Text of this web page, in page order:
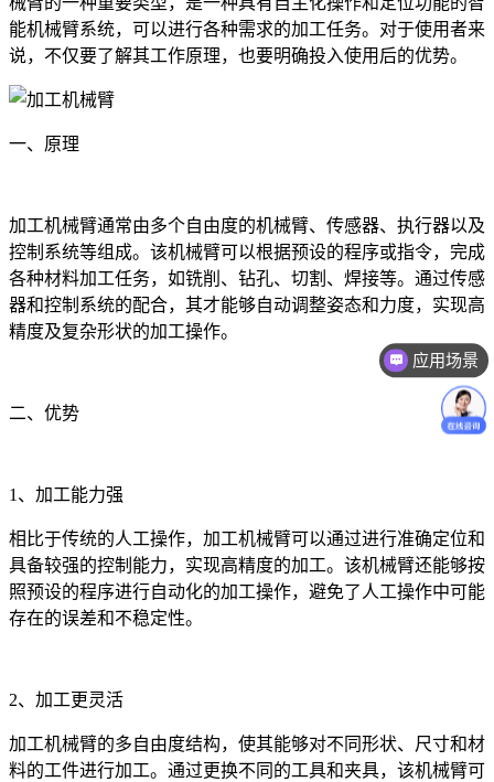
能机械臂系统，可以进行各种需求的加工任务。对于使用者来
说，不仅要了解其工作原理，也要明确投入使用后的优势。
一、原理
加工机械臂通常由多个自由度的机械臂、传感器、执行器以及
控制系统等组成。该机械臂可以根据预设的程序或指令，完成
各种材料加工任务，如铣削、钻孔、切割、焊接等。通过传感
器和控制系统的配合，其才能够自动调整姿态和力度，实现高
精度及复杂形状的加工操作。
二、优势
1、加工能力强
相比于传统的人工操作，加工机械臂可以通过进行准确定位和
具备较强的控制能力，实现高精度的加工。该机械臂还能够按
照预设的程序进行自动化的加工操作，避免了人工操作中可能
存在的误差和不稳定性。
2、加工更灵活
加工机械臂的多自由度结构，使其能够对不同形状、尺寸和材
料的工件进行加工。通过更换不同的工具和夹具，该机械臂可
应用场景